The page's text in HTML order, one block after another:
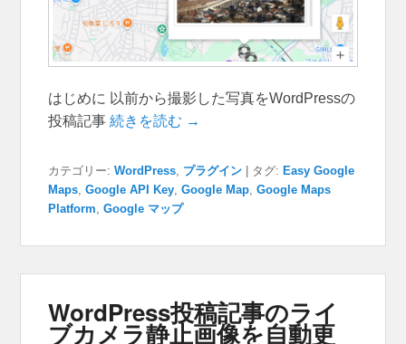
はじめに 以前から撮影した写真をWordPressの
投稿記事続きを読む →
カテゴリー: WordPress プラグイン タグ: Easy Google
Maps ,Google API Key ,Google Map ,Google Maps
Platform ,Google マップ
WordPress投稿記事のライ
ブカメラ静止画像を自動更